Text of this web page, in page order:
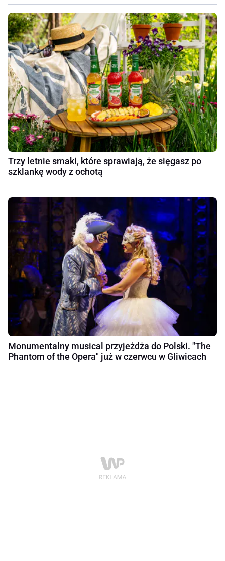
Trzy letnie smaki, które sprawiają, że sięgasz po
szklankę wody z ochotą
Monumentalny musical przyjeżdża do Polski. "The
Phantom of the Opera" już w czerwcu w Gliwicach